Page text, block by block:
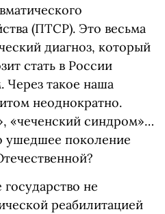
(ПТСР). Это весьма
диагноз, который
стать в России
такое наша
неоднократно.
«чеченский синдром»…
ушедшее поколение
не
реабилитацией